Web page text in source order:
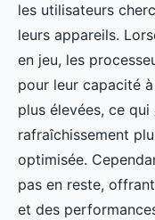
les utilisateurs
leurs appareils.
en jeu, les
pour leur capacité
plus élevées, ce
rafraîchissement
optimisée.
pas en reste,
et des